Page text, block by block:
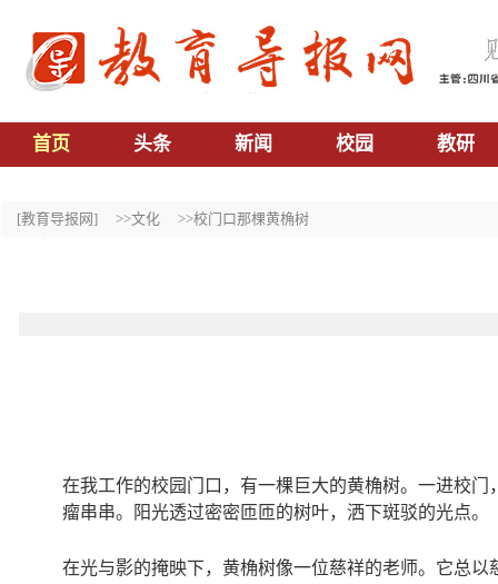
首页 头条 新闻 校园 教研
[教育导报网] >>文化 >>校门口那棵黄桷树
在我工作的校园门口，有一棵巨大的黄桷树。一进校
瘤串串。阳光透过密密匝匝的树叶，洒下斑驳的光点。
在光与影的掩映下，黄桷树像一位慈祥的老师。它总